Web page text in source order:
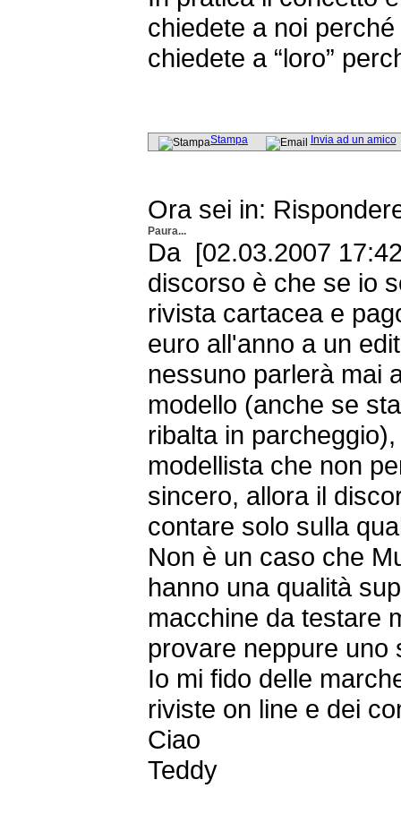
chiedete a noi
chiedete a “loro”
Stampa Invia ad un amico
Ora sei in:
Paura...
Da [02.03.2007
discorso è che se io
rivista cartacea e
euro all'anno a un
nessuno parlerà mai
modello (anche se
ribalta in
modellista che non
sincero, allora il
contare solo sulla
Non è un caso che
hanno una qualità
macchine da testare
provare neppure uno
Io mi fido delle
riviste on line e dei
Ciao
Teddy